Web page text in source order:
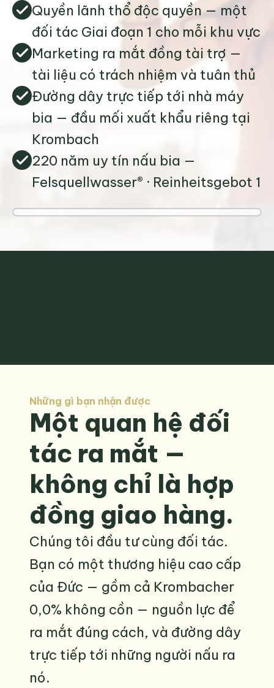
Quyền lãnh thổ độc quyền — một
đối tác Giai đoạn 1 cho mỗi khu vực
Marketing ra mắt đồng tài trợ —
tài liệu có trách nhiệm và tuân thủ
Đường dây trực tiếp tới nhà máy
bia — đầu mối xuất khẩu riêng tại
Krombach
220 năm uy tín nấu bia —
Felsquellwasser® · Reinheitsgebot
Những gì bạn nhận được
Một quan hệ đối
tác ra mắt —
không chỉ là hợp
đồng giao hàng.
Chúng tôi đầu tư cùng đối tác.
Bạn có một thương hiệu cao cấp
của Đức — gồm cả Krombacher
0,0% không cồn — nguồn lực để
ra mắt đúng cách, và đường dây
trực tiếp tới những người nấu ra
nó.